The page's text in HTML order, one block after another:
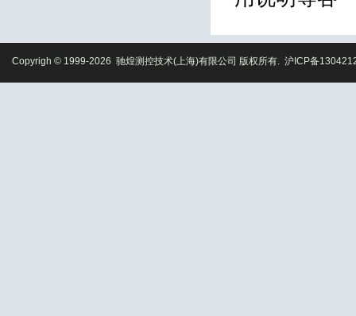
Copyrigh © 1999-2026 驰煌测控技术(上海)有限公司 版权所有. 沪ICP备